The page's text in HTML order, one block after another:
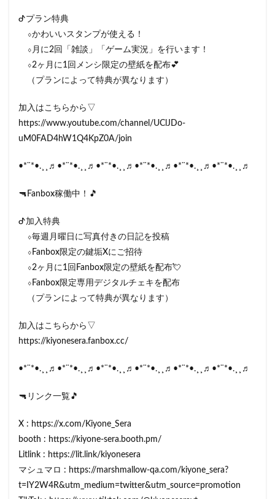
ᕷプラン特典
⬨かわいいスタンプが使える！
⬨月に2回「雑談」「ゲーム実況」を行います！
⬨2ヶ月に1回メンシ限定の壁紙を配布💕
（プランによって特典が異なります）
加入はこちらから▽
https://www.youtube.com/channel/UClJDo-
uM0FAD4hW1Q4KpZ0A/join
•*¨*•.¸¸♬•*¨*•.¸¸♬•*¨*•.¸¸♬•*¨*•.¸¸♬•*¨*•.¸¸♬•*¨*•.¸¸♬
🔫Fanbox稼働中！🎵
ᕷ加入特典
⬨毎週月曜日に写真付きの日記を投稿
⬨Fanbox限定の鍵垢Xにご招待
⬨2ヶ月に1回Fanbox限定の壁紙を配布💘
⬨Fanbox限定専用デジタルチェキを配布
（プランによって特典が異なります）
加入はこちらから▽
https://kiyonesera.fanbox.cc/
•*¨*•.¸¸♬•*¨*•.¸¸♬•*¨*•.¸¸♬•*¨*•.¸¸♬•*¨*•.¸¸♬•*¨*•.¸¸♬
🔫リンク一覧🎵
X : https://x.com/Kiyone_Sera
booth : https://kiyone-sera.booth.pm/
Litlink : https://lit.link/kiyonesera
マシュマロ : https://marshmallow-qa.com/kiyone_sera?
t=IY2W4R&utm_medium=twitter&utm_source=promotion